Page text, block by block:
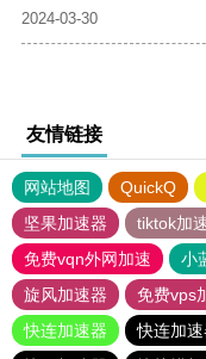
2024-03-30
友情链接
网站地图 QuickQ
坚果加速器
tiktok加
免费vqn外网加速
小
旋风加速器
免费vps
快连加速器
快连加